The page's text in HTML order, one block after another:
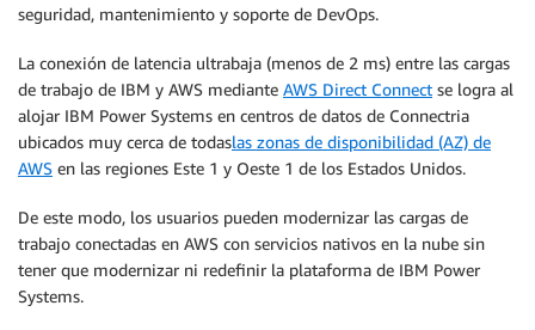
seguridad, mantenimiento y soporte de DevOps.
La conexión de latencia ultrabaja (menos de 2 ms) entre las cargas
de trabajo de IBM y AWS mediante AWS Direct Connect se logra al
alojar IBM Power Systems en centros de datos de Connectria
ubicados muy cerca de todaslas zonas de disponibilidad (AZ) de
AWS en las regiones Este 1 y Oeste 1 de los Estados Unidos.
De este modo, los usuarios pueden modernizar las cargas de
trabajo conectadas en AWS con servicios nativos en la nube sin
tener que modernizar ni redefinir la plataforma de IBM Power
Systems.